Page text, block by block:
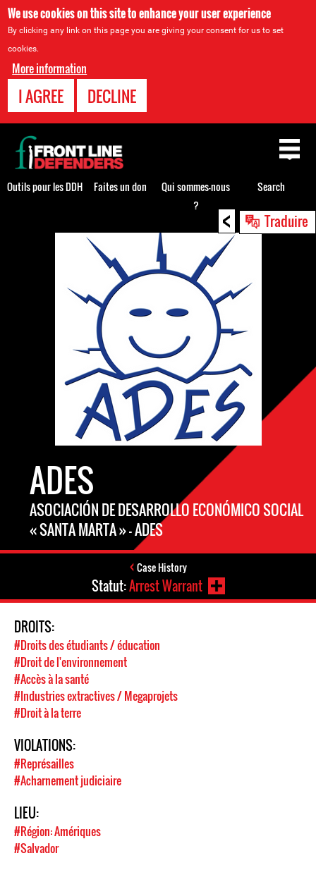
We use cookies on this site to enhance your user experience
By clicking any link on this page you are giving your consent for us to set
cookies.
More information
I AGREE DECLINE
< Traduire
ADES
ASOCIACIÓN DE DESARROLLO ECONÓMICO SOCIAL
« SANTA MARTA » — ADES
Case History
Statut:Arrest Warrant
DROITS:
#Droits des étudiants / éducation
#Droit de l'environnement
#Accès à la santé
#Industries extractives / Megaprojets
#Droit à la terre
VIOLATIONS:
#Représailles
#Acharnement judiciaire
LIEU:
#Région: Amériques
#Salvador
Back
to
top
Outils pour les DDH Faites un don
Qui sommes-nous
?
Search